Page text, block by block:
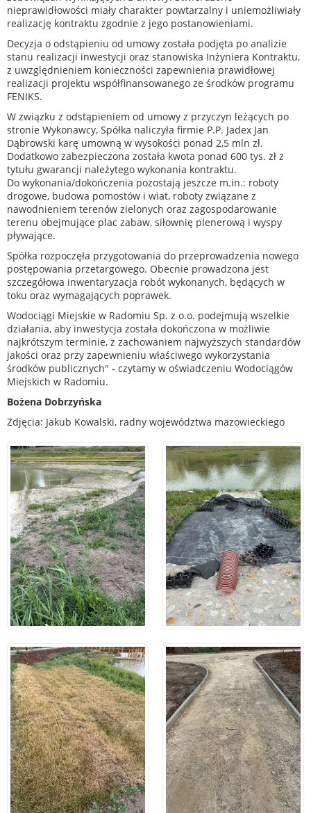
nieprawidłowości miały charakter powtarzalny i uniemożliwiały
realizację kontraktu zgodnie z jego postanowieniami.
Decyzja o odstąpieniu od umowy została podjęta po analizie
stanu realizacji inwestycji oraz stanowiska Inżyniera Kontraktu,
z uwzględnieniem konieczności zapewnienia prawidłowej
realizacji projektu współfinansowanego ze środków programu
FENIKS.
W związku z odstąpieniem od umowy z przyczyn leżących po
stronie Wykonawcy, Spółka naliczyła firmie P.P. Jadex Jan
Dąbrowski karę umowną w wysokości ponad 2,5 mln zł.
Dodatkowo zabezpieczona została kwota ponad 600 tys. zł z
tytułu gwarancji należytego wykonania kontraktu.
Do wykonania/dokończenia pozostają jeszcze m.in.: roboty
drogowe, budowa pomostów i wiat, roboty związane z
nawodnieniem terenów zielonych oraz zagospodarowanie
terenu obejmujące plac zabaw, siłownię plenerową i wyspy
pływające.
Spółka rozpoczęła przygotowania do przeprowadzenia nowego
postępowania przetargowego. Obecnie prowadzona jest
szczegółowa inwentaryzacja robót wykonanych, będących w
toku oraz wymagających poprawek.
Wodociągi Miejskie w Radomiu Sp. z o.o. podejmują wszelkie
działania, aby inwestycja została dokończona w możliwie
najkrótszym terminie, z zachowaniem najwyższych standardów
jakości oraz przy zapewnieniu właściwego wykorzystania
środków publicznych" - czytamy w oświadczeniu Wodociągów
Miejskich w Radomiu.
Bożena Dobrzyńska
Zdjęcia: Jakub Kowalski, radny województwa mazowieckiego